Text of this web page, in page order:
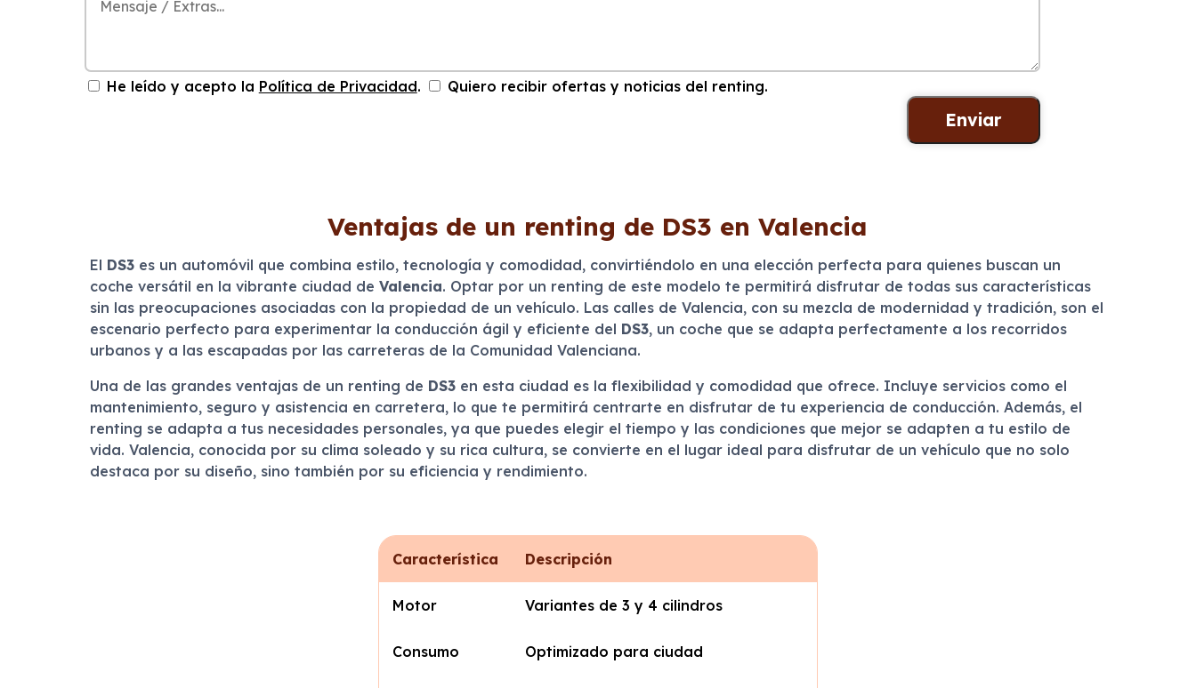
He leído y acepto la Política de Privacidad. Quiero recibir ofertas y noticias del renting.
Ventajas de un renting de DS3 en Valencia
El DS3es un automóvil que combina estilo, tecnología y comodidad, convirtiéndolo en una elección perfecta para quienes buscan un
coche versátil en la vibrante ciudad de Valencia. Optar por un renting de este modelo te permitirá disfrutar de todas sus características
sin las preocupaciones asociadas con la propiedad de un vehículo. Las calles de Valencia, con su mezcla de modernidad y tradición, son el
escenario perfecto para experimentar la conducción ágil y eficiente del DS3, un coche que se adapta perfectamente a los recorridos
urbanos y a las escapadas por las carreteras de la Comunidad Valenciana.
Una de las grandes ventajas de un renting de DS3en esta ciudad es la flexibilidad y comodidad que ofrece. Incluye servicios como el
mantenimiento, seguro y asistencia en carretera, lo que te permitirá centrarte en disfrutar de tu experiencia de conducción. Además, el
renting se adapta a tus necesidades personales, ya que puedes elegir el tiempo y las condiciones que mejor se adapten a tu estilo de
vida. Valencia, conocida por su clima soleado y su rica cultura, se convierte en el lugar ideal para disfrutar de un vehículo que no solo
destaca por su diseño, sino también por su eficiencia y rendimiento.
Característica Descripción
Motor Variantes de 3 y 4 cilindros
Consumo Optimizado para ciudad